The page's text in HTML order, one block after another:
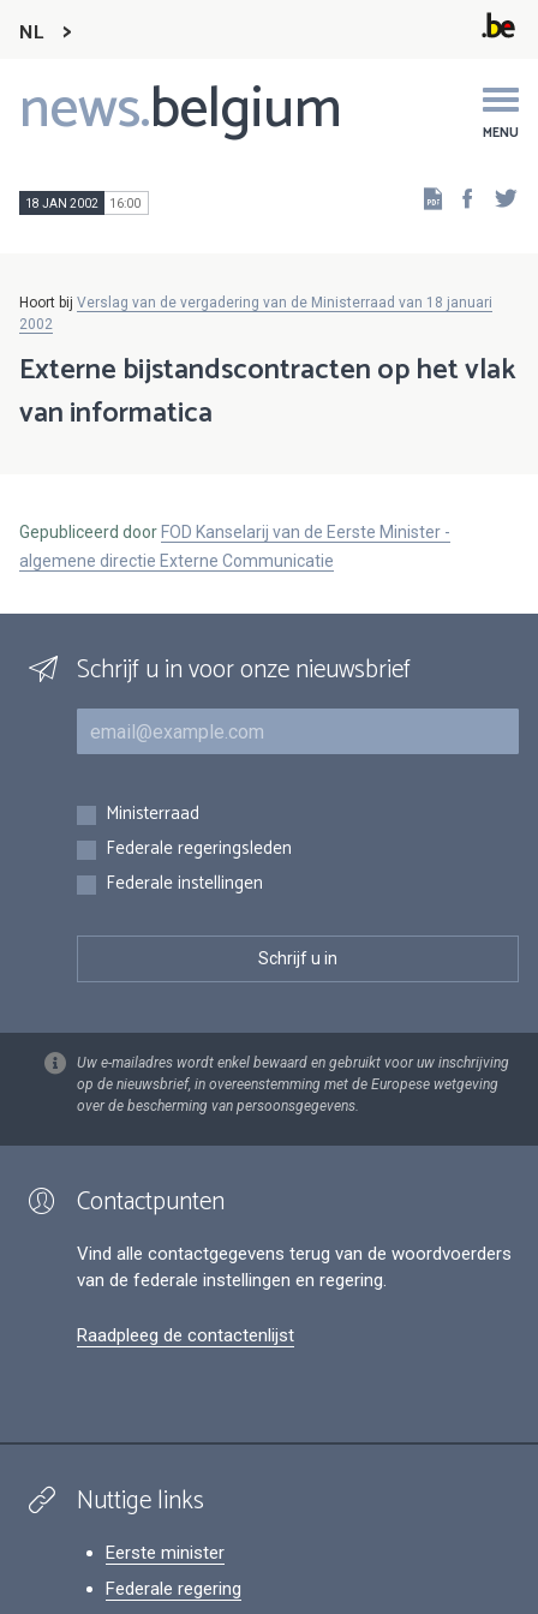
NL
news.belgium MENU
Main
navigation
18 JAN 2002 16:00
Hoort bij Verslag van de vergadering van de Ministerraad van 18 januari
2002
Externe bijstandscontracten op het vlak
van informatica
Gepubliceerd door FOD Kanselarij van de Eerste Minister -
algemene directie Externe Communicatie
Schrijf u in voor onze nieuwsbrief
E-mail
Inschrijvingen
Ministerraad
Federale regeringsleden
Federale instellingen
Uw e-mailadres wordt enkel bewaard en gebruikt voor uw inschrijving
op de nieuwsbrief, in overeenstemming met de Europese wetgeving
over de bescherming van persoonsgegevens.
Contactpunten
Vind alle contactgegevens terug van de woordvoerders
van de federale instellingen en regering.
Raadpleeg de contactenlijst
Nuttige links
Eerste minister
Federale regering